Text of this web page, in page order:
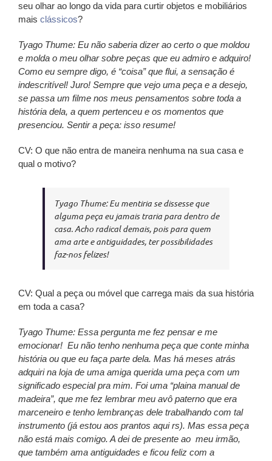
seu olhar ao longo da vida para curtir objetos e mobiliários
mais clássicos?
Tyago Thume: Eu não saberia dizer ao certo o que moldou
e molda o meu olhar sobre peças que eu admiro e adquiro!
Como eu sempre digo, é “coisa” que flui, a sensação é
indescritível! Juro! Sempre que vejo uma peça e a desejo,
se passa um filme nos meus pensamentos sobre toda a
história dela, a quem pertenceu e os momentos que
presenciou. Sentir a peça: isso resume!
CV: O que não entra de maneira nenhuma na sua casa e
qual o motivo?
Tyago Thume: Eu mentiria se dissesse que
alguma peça eu jamais traria para dentro de
casa. Acho radical demais, pois para quem
ama arte e antiguidades, ter possibilidades
faz-nos felizes!
CV: Qual a peça ou móvel que carrega mais da sua história
em toda a casa?
Tyago Thume: Essa pergunta me fez pensar e me
emocionar! Eu não tenho nenhuma peça que conte minha
história ou que eu faça parte dela. Mas há meses atrás
adquiri na loja de uma amiga querida uma peça com um
significado especial pra mim. Foi uma “plaina manual de
madeira”, que me fez lembrar meu avô paterno que era
marceneiro e tenho lembranças dele trabalhando com tal
instrumento (já estou aos prantos aqui rs). Mas essa peça
não está mais comigo. A dei de presente ao meu irmão,
que também ama antiguidades e ficou feliz com a